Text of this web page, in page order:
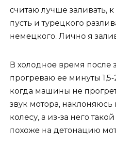
считаю лучше заливать,
пусть и турецкого
немецкого. Лично я
В холодное время после
прогреваю ее минуты 1,5-
когда машины не
звук мотора,
колесу, а из-за него такой
похоже на детонацию